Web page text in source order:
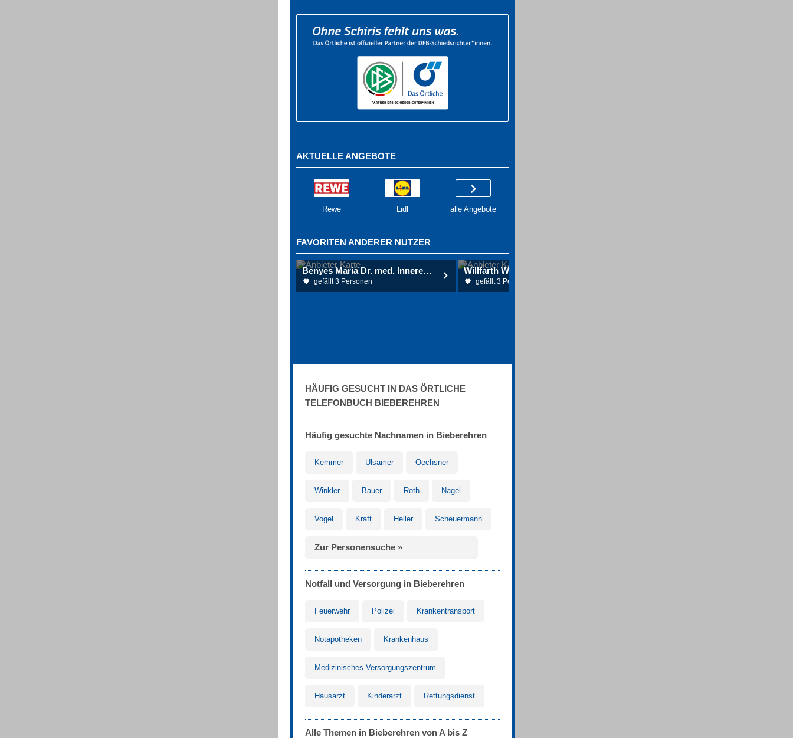
AKTUELLE ANGEBOTE
Rewe Lidl alle Angebote
FAVORITEN ANDERER NUTZER
Benyes Maria Dr. med. Innere Medizin
gefällt 3 Personen gefällt 3 Personen
HÄUFIG GESUCHT IN DAS ÖRTLICHE
TELEFONBUCH BIEBEREHREN
Häufig gesuchte Nachnamen in Bieberehren
Kemmer Ulsamer Oechsner
Winkler Bauer Roth Nagel
Vogel Kraft Heller Scheuermann
Zur Personensuche »
Notfall und Versorgung in Bieberehren
Feuerwehr Polizei Krankentransport
Notapotheken Krankenhaus
Medizinisches Versorgungszentrum
Hausarzt Kinderarzt Rettungsdienst
Alle Themen in Bieberehren von A bis Z